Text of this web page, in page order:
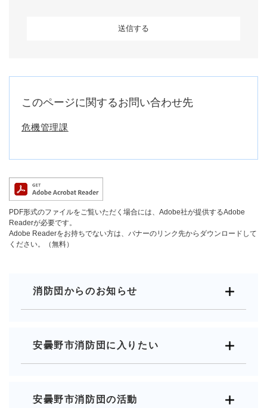
このページに関するお問い合わせ先
危機管理課
PDF形式のファイルをご覧いただく場合には、Adobe社が提供するAdobe
Readerが必要です。
Adobe Readerをお持ちでない方は、バナーのリンク先からダウンロードして
ください。（無料）
消防団からのお知らせ
安曇野市消防団に入りたい
安曇野市消防団の活動